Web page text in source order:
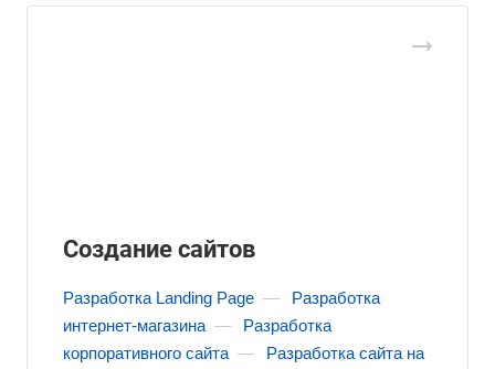
Создание сайтов
Разработка Landing Page —
Разработка
интернет-магазина —
Разработка
корпоративного сайта —
Разработка сайта на